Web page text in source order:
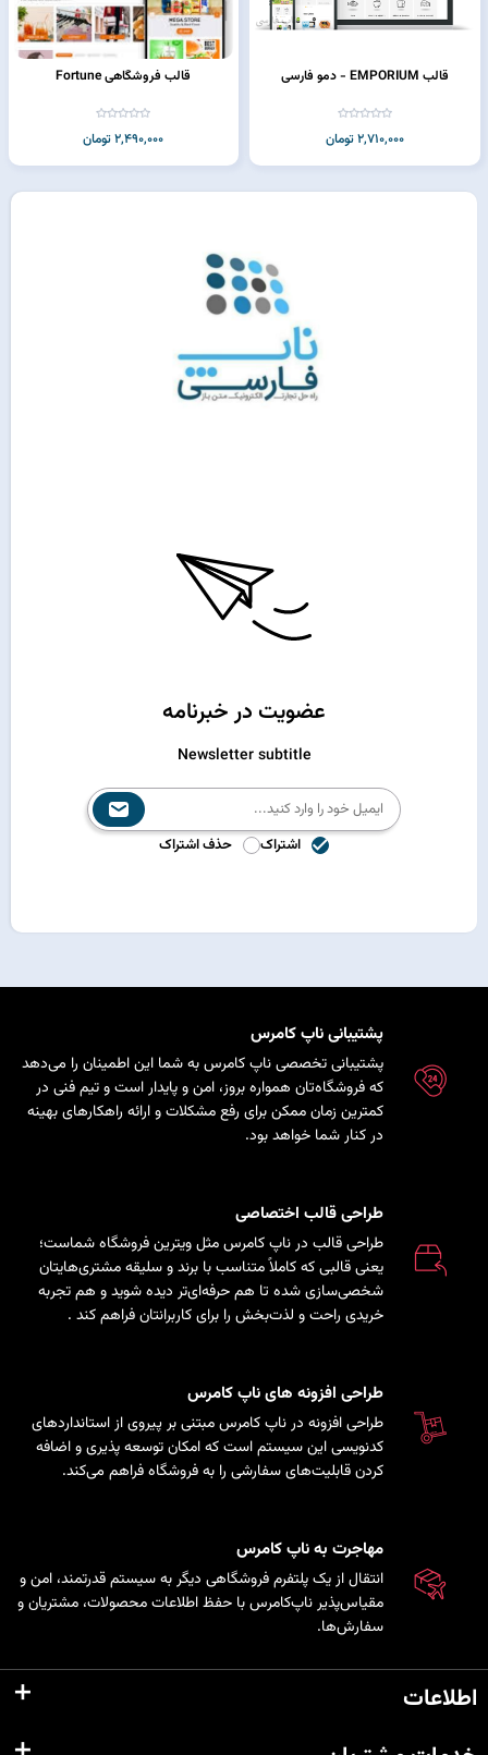
قالب EMPORIUM - دمو فارسی
2,710,000 تومان
قالب فروشگاهی Fortune
2,490,000 تومان
عضویت در خبرنامه
Newsletter subtitle
اشتراک حذف اشتراک
پشتیبانی ناپ کامرس
پشتیبانی تخصصی ناپ کامرس به شما این اطمینان را می‌دهد
که فروشگاه‌تان همواره بروز، امن و پایدار است و تیم فنی در
کمترین زمان ممکن برای رفع مشکلات و ارائه راهکارهای بهینه
در کنار شما خواهد بود.
طراحی قالب اختصاصی
طراحی قالب در ناپ کامرس مثل ویترین فروشگاه شماست؛
یعنی قالبی که کاملاً متناسب با برند و سلیقه مشتری‌هایتان
شخصی‌سازی شده تا هم حرفه‌ای‌تر دیده شوید و هم تجربه
خریدی راحت و لذت‌بخش را برای کاربرانتان فراهم کند .
طراحی افزونه های ناپ کامرس
طراحی افزونه در ناپ کامرس مبتنی بر پیروی از استانداردهای
کدنویسی این سیستم است که امکان توسعه پذیری و اضافه
کردن قابلیت‌های سفارشی را به فروشگاه فراهم می‌کند.
مهاجرت به ناپ کامرس
انتقال از یک پلتفرم فروشگاهی دیگر به سیستم قدرتمند، امن و
مقیاس‌پذیر ناپ‌کامرس با حفظ اطلاعات محصولات، مشتریان و
سفارش‌ها.
اطلاعات